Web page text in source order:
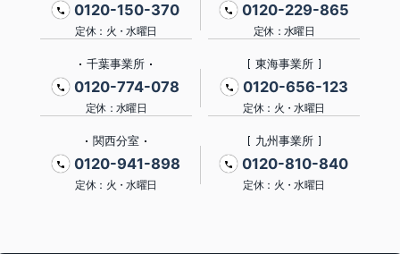
0120-150-370
定休：火・水曜日
0120-229-865
定休：水曜日
千葉事業所
0120-774-078
定休：水曜日
東海事業所
0120-656-123
定休：火・水曜日
関西分室
0120-941-898
定休：火・水曜日
九州事業所
0120-810-840
定休：火・水曜日